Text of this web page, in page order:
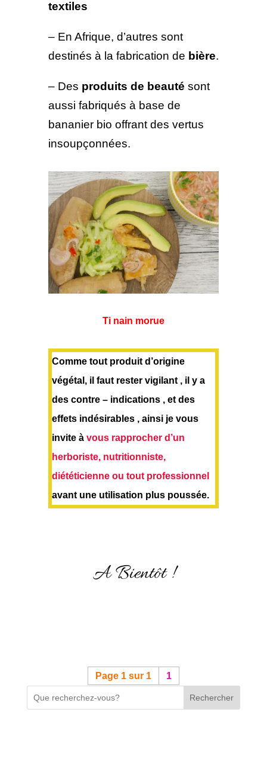
textiles
– En Afrique, d’autres sont
destinés à la fabrication de bière.
– Des produits de beauté sont
aussi fabriqués à base de
bananier bio offrant des vertus
insoupçonnées.
Ti nain morue
Comme tout produit d’origine
végétal, il faut rester vigilant , il y a
des contre – indications , et des
effets indésirables , ainsi je vous
invite à vous rapprocher d’un
herboriste, nutritionniste,
diététicienne ou tout professionnel
avant une utilisation plus poussée.
A Bientôt !
Page 1 sur 1 1
Rechercher